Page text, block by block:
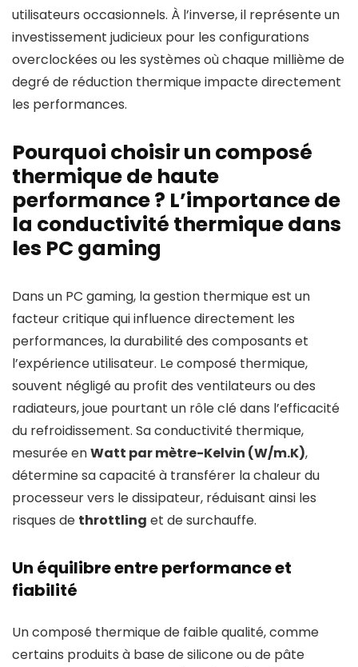
utilisateurs occasionnels. À l’inverse, il représente un
investissement judicieux pour les configurations
overclockées ou les systèmes où chaque millième de
degré de réduction thermique impacte directement
les performances.
Pourquoi choisir un composé
thermique de haute
performance ? L’importance de
la conductivité thermique dans
les PC gaming
Dans un PC gaming, la gestion thermique est un
facteur critique qui influence directement les
performances, la durabilité des composants et
l’expérience utilisateur. Le composé thermique,
souvent négligé au profit des ventilateurs ou des
radiateurs, joue pourtant un rôle clé dans l’efficacité
du refroidissement. Sa conductivité thermique,
mesurée enWatt par mètre-Kelvin (W/m.K),
détermine sa capacité à transférer la chaleur du
processeur vers le dissipateur, réduisant ainsi les
risques de throttling et de surchauffe.
Un équilibre entre performance et
fiabilité
Un composé thermique de faible qualité, comme
certains produits à base de silicone ou de pâte